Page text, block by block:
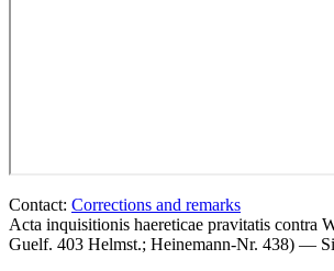
Contact: Corrections and remarks
Acta inquisitionis haereticae pravitatis contra
Guelf. 403 Helmst.; Heinemann-Nr. 438) —